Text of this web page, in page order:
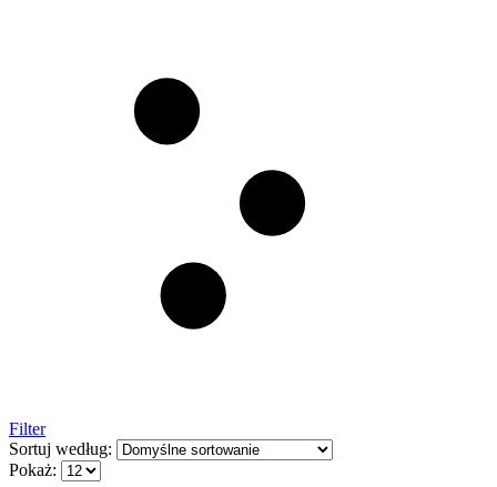
Filter
Sortuj według:
Pokaż: